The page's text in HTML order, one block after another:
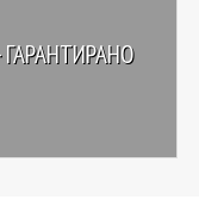
ГАРАНТИРАНО